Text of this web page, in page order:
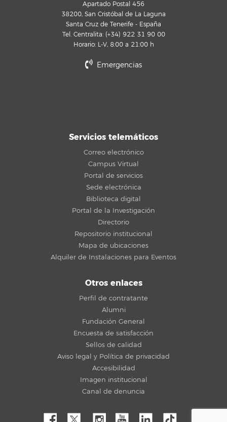
Apartado Postal 456
38200, San Cristóbal de La Laguna
Santa Cruz de Tenerife - España
Tel. Centralita: (+34) 922 31 90 00
Horario: L-V, 8:00 a 21:00 h
Emergencias
Servicios telemáticos
Correo electrónico
Campus Virtual
Portal de servicios
Sede electrónica
Biblioteca digital
Portal de la Investigación
Directorio
Repositorio institucional
Mapa de ubicaciones
Alquiler de Instalaciones para Eventos
Otros enlaces
Perfil de contratante
Alumni
Fundación General
Encuesta de satisfacción
Sellos de calidad
Aviso legal y Política de privacidad
Accesibilidad
Imagen institucional
Canal de denuncia